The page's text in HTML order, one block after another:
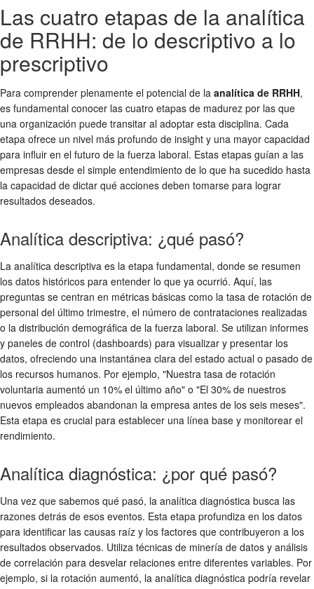
Las cuatro etapas de la analítica
de RRHH: de lo descriptivo a lo
prescriptivo
Para comprender plenamente el potencial de la analítica de RRHH,
es fundamental conocer las cuatro etapas de madurez por las que
una organización puede transitar al adoptar esta disciplina. Cada
etapa ofrece un nivel más profundo de insight y una mayor capacidad
para influir en el futuro de la fuerza laboral. Estas etapas guían a las
empresas desde el simple entendimiento de lo que ha sucedido hasta
la capacidad de dictar qué acciones deben tomarse para lograr
resultados deseados.
Analítica descriptiva: ¿qué pasó?
La analítica descriptiva es la etapa fundamental, donde se resumen
los datos históricos para entender lo que ya ocurrió. Aquí, las
preguntas se centran en métricas básicas como la tasa de rotación de
personal del último trimestre, el número de contrataciones realizadas
o la distribución demográfica de la fuerza laboral. Se utilizan informes
y paneles de control (dashboards) para visualizar y presentar los
datos, ofreciendo una instantánea clara del estado actual o pasado de
los recursos humanos. Por ejemplo, "Nuestra tasa de rotación
voluntaria aumentó un 10% el último año" o "El 30% de nuestros
nuevos empleados abandonan la empresa antes de los seis meses".
Esta etapa es crucial para establecer una línea base y monitorear el
rendimiento.
Analítica diagnóstica: ¿por qué pasó?
Una vez que sabemos qué pasó, la analítica diagnóstica busca las
razones detrás de esos eventos. Esta etapa profundiza en los datos
para identificar las causas raíz y los factores que contribuyeron a los
resultados observados. Utiliza técnicas de minería de datos y análisis
de correlación para desvelar relaciones entre diferentes variables. Por
ejemplo, si la rotación aumentó, la analítica diagnóstica podría revelar